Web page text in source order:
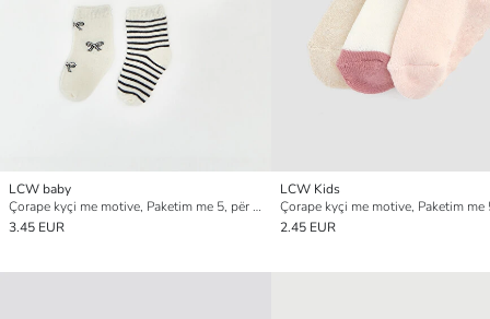
LCW baby
Çorape kyçi me motive, Paketim me 5, për Foshnja Vajza
3.45 EUR
LCW Kids
2.45 EUR